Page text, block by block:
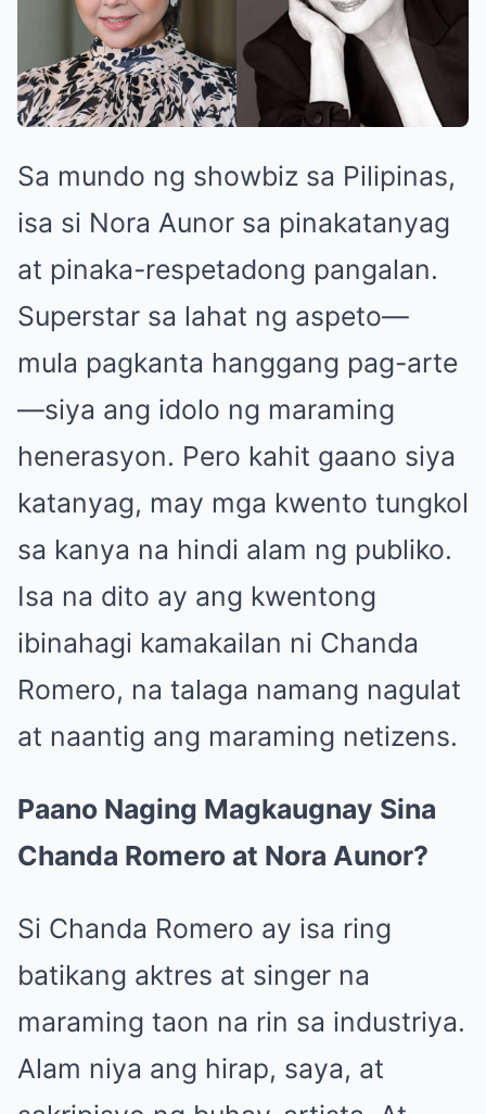
Sa mundo ng showbiz sa Pilipinas,
isa si Nora Aunor sa pinakatanyag
at pinaka-respetadong pangalan.
Superstar sa lahat ng aspeto—
mula pagkanta hanggang pag-arte
—siya ang idolo ng maraming
henerasyon. Pero kahit gaano siya
katanyag, may mga kwento tungkol
sa kanya na hindi alam ng publiko.
Isa na dito ay ang kwentong
ibinahagi kamakailan ni Chanda
Romero, na talaga namang nagulat
at naantig ang maraming netizens.
Paano Naging Magkaugnay Sina
Chanda Romero at Nora Aunor?
Si Chanda Romero ay isa ring
batikang aktres at singer na
maraming taon na rin sa industriya.
Alam niya ang hirap, saya, at